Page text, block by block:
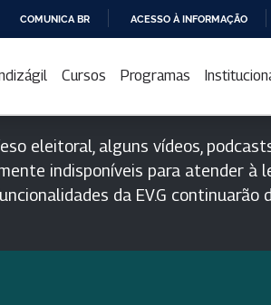
PARA
CONTEÚDO
COMUNICA BR ACESSO À INFORMAÇÃO
Cursos Programas
eleitoral, alguns vídeos,
indisponíveis para atender à
da EV.G continuarão